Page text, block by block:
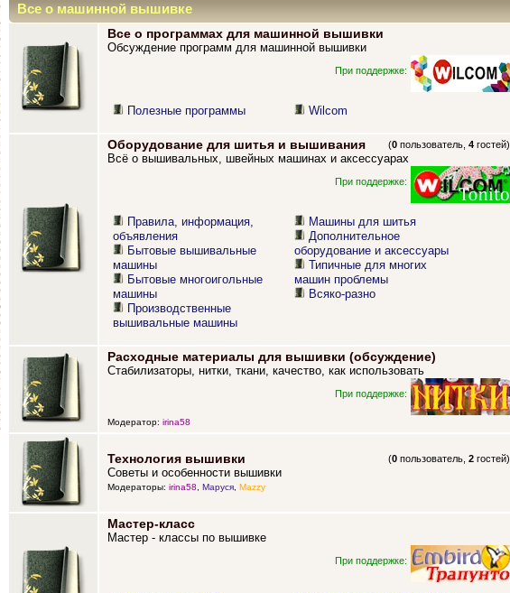
Все о машинной вышивке
Все о программах для машинной вышивки
Обсуждение программ для машинной вышивки
При поддержке:
Полезные программы Wilcom
Оборудование для шитья и вышивания (0 пользователь,4 гостей)
Всё о вышивальных, швейных машинах и аксессуарах
При поддержке:
Правила, информация,
объявления
Бытовые вышивальные
машины
Бытовые многоигольные
машины
Производственные
вышивальные машины
Машины для шитья
Дополнительное
оборудование и аксессуары
Типичные для многих
машин проблемы
Всяко-разно
Расходные материалы для вышивки (обсуждение)
Стабилизаторы, нитки, ткани, качество, как использовать
При поддержке:
Модератор: irina58
Технология вышивки (0 пользователь,2 гостей)
Советы и особенности вышивки
Модераторы: irina58, Маруся, Mazzy
Мастер-класс
Мастер - классы по вышивке
При поддержке: